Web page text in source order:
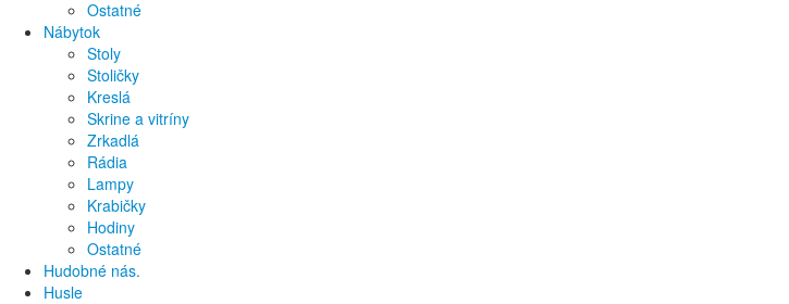
Ostatné
Nábytok
Stoly
Stoličky
Kreslá
Skrine a vitríny
Zrkadlá
Rádia
Lampy
Krabičky
Hodiny
Ostatné
Hudobné nás.
Husle